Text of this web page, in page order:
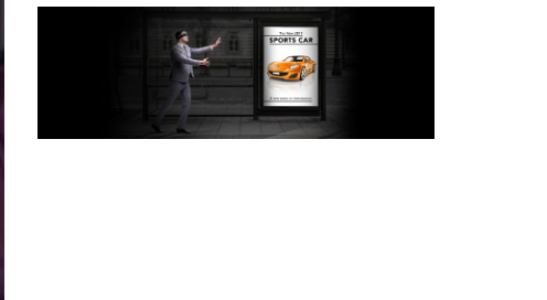
অক্টোবরে স্থানীয় সরকার নির্বাচন
আয়োজনের লক্ষ্যে প্রস্তুতি চলছে :
ইসি